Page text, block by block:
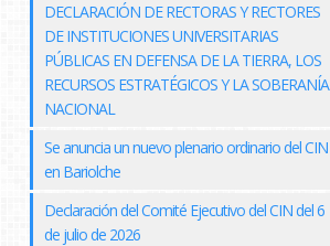
DECLARACIÓN DE RECTORAS Y RECTORES
DE INSTITUCIONES UNIVERSITARIAS
PÚBLICAS EN DEFENSA DE LA TIERRA, LOS
RECURSOS ESTRATÉGICOS Y LA SOBERANÍA
NACIONAL
Se anuncia un nuevo plenario ordinario del CIN
en Bariolche
Declaración del Comité Ejecutivo del CIN del 6
de julio de 2026